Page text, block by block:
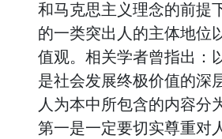
和马克思主义理念的前提
的一类突出人的主体地位
值观。相关学者曾指出：
是社会发展终极价值的深
人为本中所包含的内容分
第一是一定要切实尊重对